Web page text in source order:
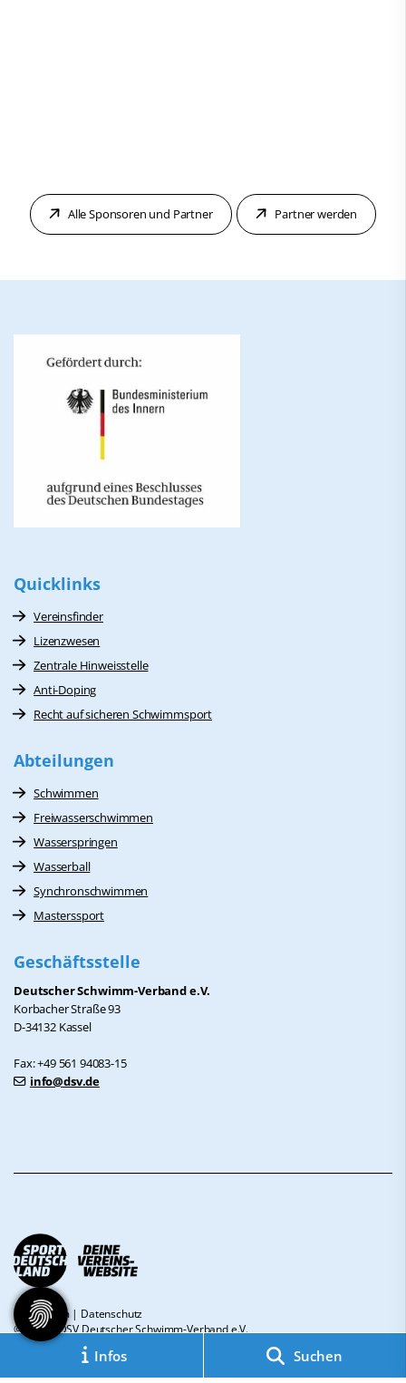
Infos Suchen
Alle Sponsoren und Partner Partner werden
Quicklinks
Vereinsfinder
Lizenzwesen
Zentrale Hinweisstelle
Anti-Doping
Recht auf sicheren Schwimmsport
Abteilungen
Schwimmen
Freiwasserschwimmen
Wasserspringen
Wasserball
Synchronschwimmen
Masterssport
Geschäftsstelle
Deutscher Schwimm-Verband e.V.
Korbacher Straße 93
D-34132 Kassel
Fax: +49 561 94083-15
info@dsv.de
Impressum| Datenschutz
© 2026 - DSV Deutscher Schwimm-Verband e.V.
Diese Website ist gefördert durch das Projekt
„Sportdeutschland – Deine